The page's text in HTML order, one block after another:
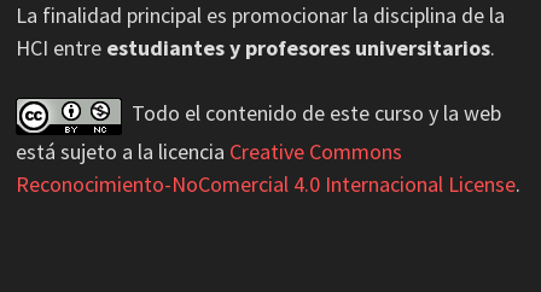
La finalidad principal es promocionar la disciplina de la
HCI entre estudiantes y profesores universitarios.
Todo el contenido de este curso y la web
está sujeto a la licencia Creative Commons
Reconocimiento-NoComercial 4.0 Internacional License.